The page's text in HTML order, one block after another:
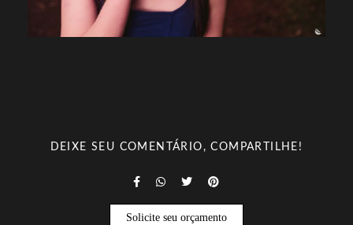
DEIXE SEU COMENTÁRIO, COMPARTILHE!
Solicite seu orçamento